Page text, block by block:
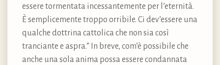
essere tormentata incessantemente per l’eternità.
È semplicemente troppo orribile. Ci dev’essere una
qualche dottrina cattolica che non sia così
tranciante e aspra.” In breve, com’è possibile che
anche una sola anima possa essere condannata